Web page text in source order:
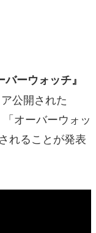
バーウォッチ』
公開された
オーバーウォッ
れることが発表